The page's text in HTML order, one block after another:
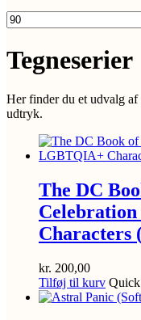
Mindste
pris
Tegneserier
Her finder du et udvalg af
udtryk.
The DC
Characters
kr. 200,00
Tilføj til kurv